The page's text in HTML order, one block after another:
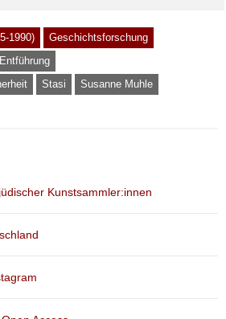
1990)
Geschichtsforschung
Entführung
Stasi Susanne Muhle
Kunstsammler:innen